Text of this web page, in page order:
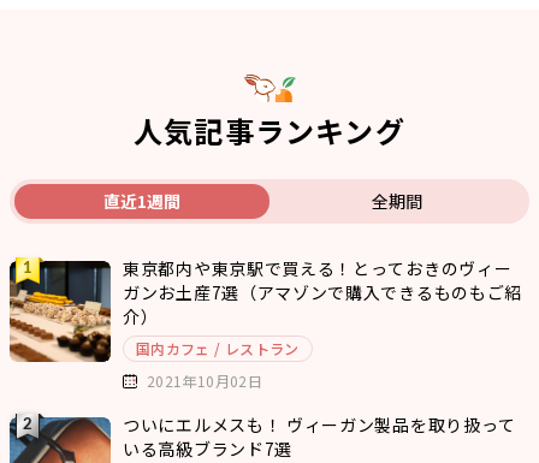
人気記事ランキング
直近1週間 全期間
東京都内や東京駅で買える！とっておきのヴィー
ガンお土産7選（アマゾンで購入できるものもご紹
介）
国内カフェ / レストラン
2021年10月02日
ついにエルメスも！ ヴィーガン製品を取り扱って
いる高級ブランド7選